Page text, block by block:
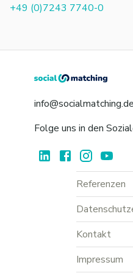
+49 (0)7243 7740-0
info@socialmatching.de
Folge uns in den
Referenzen
Kontakt
Impressum